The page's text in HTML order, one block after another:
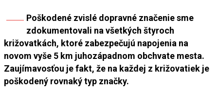
Poškodené zvislé dopravné značenie sme
zdokumentovali na všetkých štyroch
križovatkách, ktoré zabezpečujú napojenia na
novom vyše 5 km juhozápadnom obchvate mesta.
Zaujímavosťou je fakt, že na každej z križovatiek je
poškodený rovnaký typ značky.